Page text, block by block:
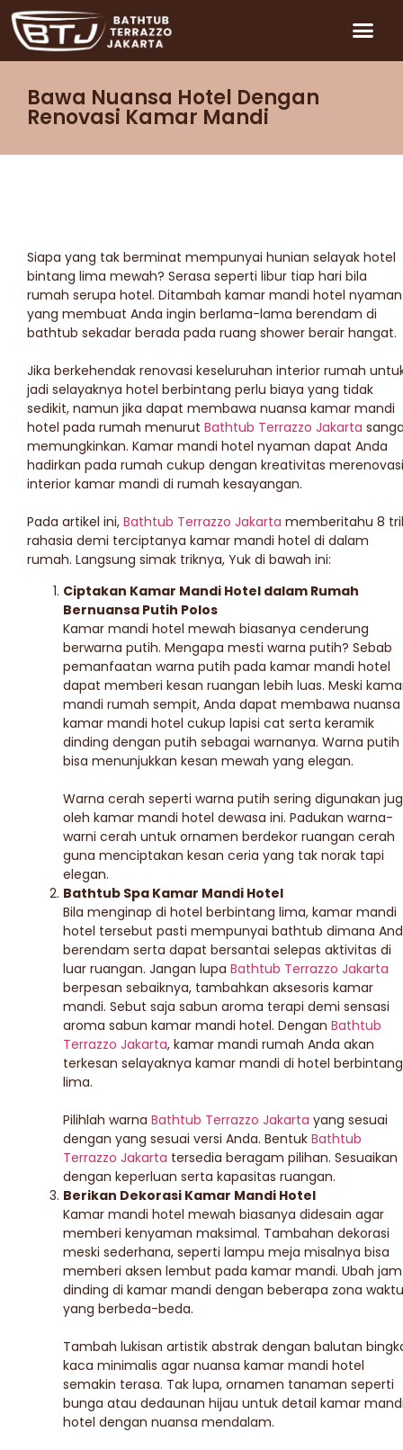
Bawa Nuansa Hotel Dengan
Renovasi Kamar Mandi
Siapa yang tak berminat mempunyai hunian selayak hotel
bintang lima mewah? Serasa seperti libur tiap hari bila
rumah serupa hotel. Ditambah kamar mandi hotel nyaman
yang membuat Anda ingin berlama-lama berendam di
bathtub sekadar berada pada ruang shower berair hangat.
Jika berkehendak renovasi keseluruhan interior rumah
jadi selayaknya hotel berbintang perlu biaya yang tidak
sedikit, namun jika dapat membawa nuansa kamar mandi
hotel pada rumah menurut Bathtub Terrazzo Jakarta
memungkinkan. Kamar mandi hotel nyaman dapat Anda
hadirkan pada rumah cukup dengan kreativitas merenovasi
interior kamar mandi di rumah kesayangan.
Pada artikel ini, Bathtub Terrazzo Jakarta memberitahu 8
rahasia demi terciptanya kamar mandi hotel di dalam
rumah. Langsung simak triknya, Yuk di bawah ini:
Ciptakan Kamar Mandi Hotel dalam Rumah
Bernuansa Putih Polos
Kamar mandi hotel mewah biasanya cenderung
berwarna putih. Mengapa mesti warna putih? Sebab
pemanfaatan warna putih pada kamar mandi hotel
dapat memberi kesan ruangan lebih luas. Meski
mandi rumah sempit, Anda dapat membawa nuansa
kamar mandi hotel cukup lapisi cat serta keramik
dinding dengan putih sebagai warnanya. Warna putih
bisa menunjukkan kesan mewah yang elegan.
Warna cerah seperti warna putih sering digunakan
oleh kamar mandi hotel dewasa ini. Padukan warna-
warni cerah untuk ornamen berdekor ruangan cerah
guna menciptakan kesan ceria yang tak norak tapi
elegan.
Bathtub Spa Kamar Mandi Hotel
Bila menginap di hotel berbintang lima, kamar mandi
hotel tersebut pasti mempunyai bathtub dimana
berendam serta dapat bersantai selepas aktivitas di
luar ruangan. Jangan lupa Bathtub Terrazzo Jakarta
berpesan sebaiknya, tambahkan aksesoris kamar
mandi. Sebut saja sabun aroma terapi demi sensasi
aroma sabun kamar mandi hotel. Dengan Bathtub
Terrazzo Jakarta, kamar mandi rumah Anda akan
terkesan selayaknya kamar mandi di hotel berbintang
lima.
Pilihlah warna Bathtub Terrazzo Jakarta yang sesuai
dengan yang sesuai versi Anda. Bentuk Bathtub
Terrazzo Jakarta tersedia beragam pilihan. Sesuaikan
dengan keperluan serta kapasitas ruangan.
Berikan Dekorasi Kamar Mandi Hotel
Kamar mandi hotel mewah biasanya didesain agar
memberi kenyaman maksimal. Tambahan dekorasi
meski sederhana, seperti lampu meja misalnya bisa
memberi aksen lembut pada kamar mandi. Ubah jam
dinding di kamar mandi dengan beberapa zona waktu
yang berbeda-beda.
Tambah lukisan artistik abstrak dengan balutan
kaca minimalis agar nuansa kamar mandi hotel
semakin terasa. Tak lupa, ornamen tanaman seperti
bunga atau dedaunan hijau untuk detail kamar
hotel dengan nuansa mendalam.